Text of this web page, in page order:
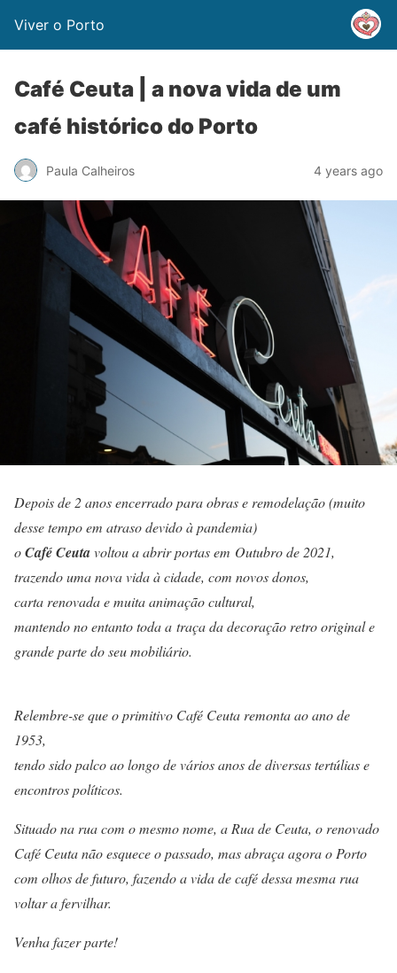
Viver o Porto
Café Ceuta | a nova vida de um
café histórico do Porto
Paula Calheiros 4 years ago
Depois de 2 anos encerrado para obras e remodelação (muito
desse tempo em atraso devido à pandemia)
oCafé Ceutavoltou a abrir portas em Outubro de 2021,
trazendo uma nova vida à cidade, com novos donos,
carta renovada e muita animação cultural,
mantendo no entanto toda a traça da decoração retro original e
grande parte do seu mobiliário.
Relembre-se que o primitivo Café Ceuta remonta ao ano de
1953,
tendo sido palco ao longo de vários anos de diversas tertúlias e
encontros políticos.
Situado na rua com o mesmo nome, a Rua de Ceuta, o renovado
Café Ceuta não esquece o passado, mas abraça agora o Porto
com olhos de futuro, fazendo a vida de café dessa mesma rua
voltar a fervilhar.
Venha fazer parte!